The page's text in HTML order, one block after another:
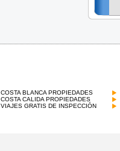
COSTA BLANCA PROPIEDADES
COSTA CALIDA PROPIEDADES
VIAJES GRATIS DE INSPECCIÓN